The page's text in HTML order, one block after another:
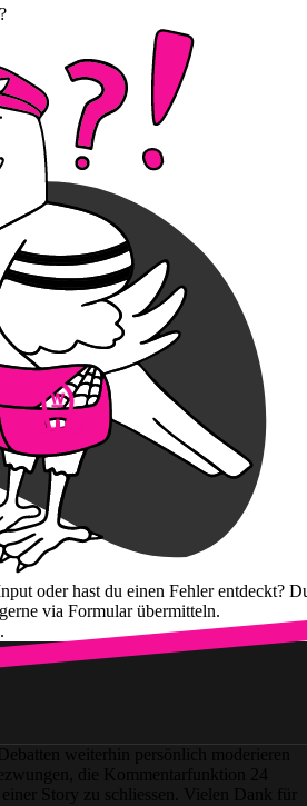
oder hast du einen Fehler entdeckt?
via Formular übermitteln.
weiterhin persönlich moderieren
die Kommentarfunktion 24
Story zu schliessen. Vielen Dank für